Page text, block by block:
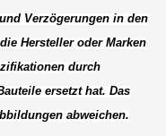
Verzögerungen in den
Hersteller oder Marken
durch
ersetzt hat. Das
abweichen.